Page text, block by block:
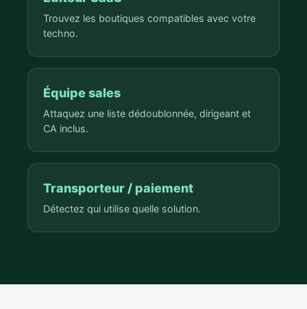
Trouvez les boutiques compatibles avec votre
techno.
Équipe sales
Attaquez une liste dédoublonnée, dirigeant et
CA inclus.
Transporteur / paiement
Détectez qui utilise quelle solution.